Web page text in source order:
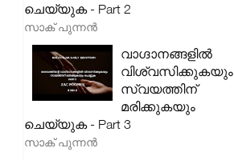
ചെയ്യുക - Part 2
സാക് പുന്നൻ
വാഗ്ദാനങ്ങളിൽ
വിശ്വസിക്കുകയും
സ്വയത്തിന്
മരിക്കുകയും
ചെയ്യുക - Part 3
സാക് പുന്നൻ